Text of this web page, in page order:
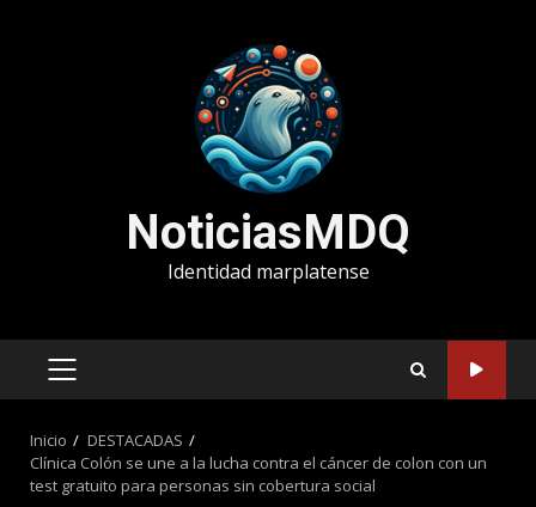
NoticiasMDQ
Identidad marplatense
MENÚ
Inicio
DESTACADAS
Clínica Colón se une a la lucha contra el cáncer de colon con un
test gratuito para personas sin cobertura social